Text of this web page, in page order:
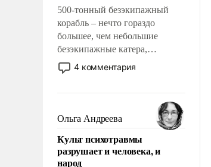
500-тонный безэкипажный
корабль – нечто гораздо
большее, чем небольшие
безэкипажные катера,
применение которых уже
стало обыденностью. Задача по
сложна и амбициозна. Однако
и ее реализация радикально
поднимет наши боевые
возможности.
4 комментария
Ольга Андреева
Культ психотравмы
разрушает и человека, и
народ